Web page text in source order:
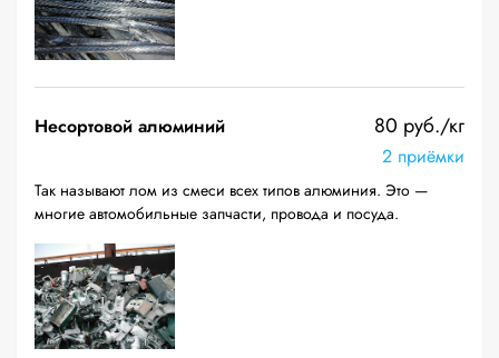
Несортовой алюминий 80 руб./кг
2 приёмки
Так называют лом из смеси всех типов алюминия. Это —
многие автомобильные запчасти, провода и посуда.